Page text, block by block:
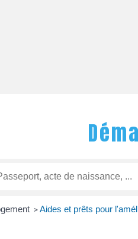
> Aides et prêts pour